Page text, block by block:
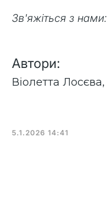
Зв'яжіться з нами:
Автори:
Віолетта Лосєва,
5.1.2026 14:41